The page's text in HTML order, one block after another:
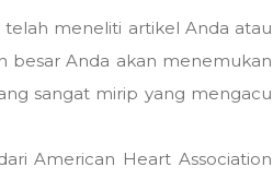
meneliti artikel Anda atau
besar Anda akan menemukan
sangat mirip yang mengacu
American Heart Association